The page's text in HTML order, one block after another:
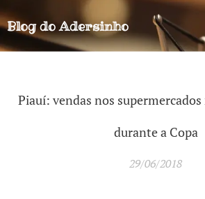
Blog doAdersinho
Piauí: vendas nos
durante a Copa
29/06/2018